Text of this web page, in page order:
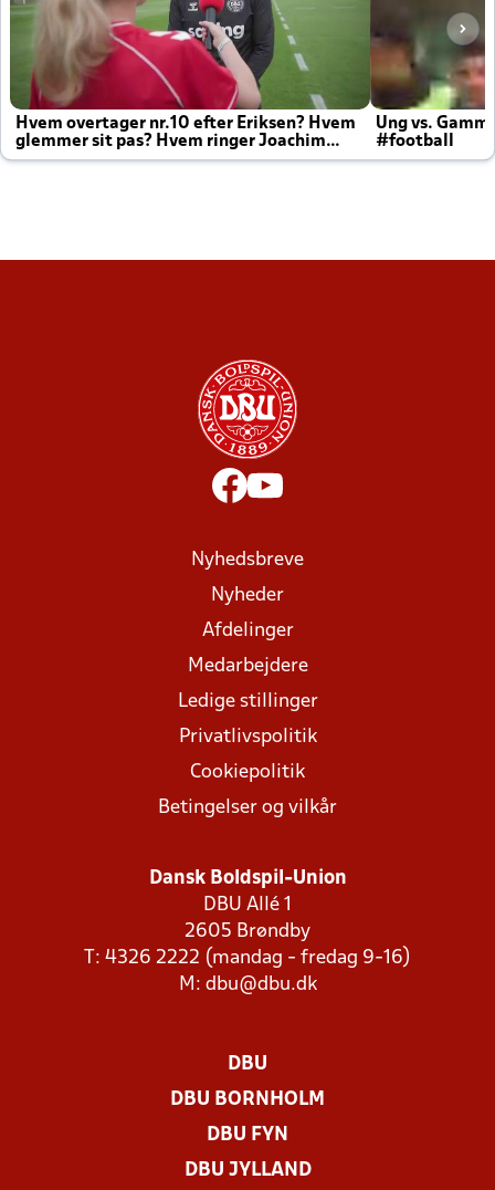
Hvem overtager nr.10 efter Eriksen? Hvem
glemmer sit pas? Hvem ringer Joachim
altid til efter kampe?
Ung vs.
#football
Nyhedsbreve
Nyheder
Afdelinger
Medarbejdere
Ledige stillinger
Privatlivspolitik
Cookiepolitik
Betingelser og vilkår
Dansk Boldspil-Union
DBU Allé 1
2605 Brøndby
T: 4326 2222 (mandag - fredag 9-16)
M: dbu@dbu.dk
DBU
DBU BORNHOLM
DBU FYN
DBU JYLLAND